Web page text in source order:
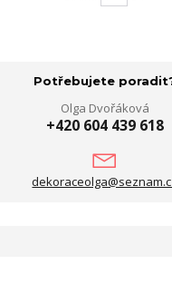
Potřebujete
Olga Dvořáková
+420 604 439 618